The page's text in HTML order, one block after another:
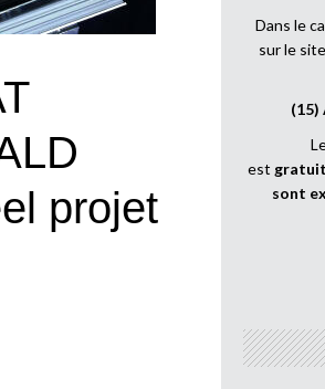
projet
Dans le
sur le
(15)
est
sont